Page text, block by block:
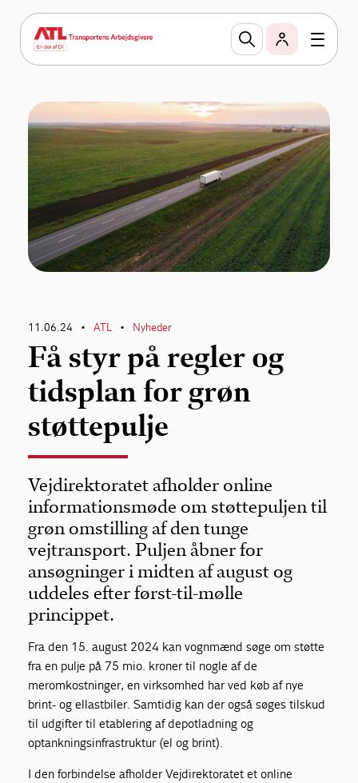
11.06.24 • ATL • Nyheder
Få styr på regler og
tidsplan for grøn
støttepulje
Vejdirektoratet afholder online
informationsmøde om støttepuljen til
grøn omstilling af den tunge
vejtransport. Puljen åbner for
ansøgninger i midten af august og
uddeles efter først-til-mølle
princippet.
Fra den 15. august 2024 kan vognmænd søge om støtte
fra en pulje på 75 mio. kroner til nogle af de
meromkostninger, en virksomhed har ved køb af nye
brint- og ellastbiler. Samtidig kan der også søges tilskud
til udgifter til etablering af depotladning og
optankningsinfrastruktur (el og brint).
I den forbindelse afholder Vejdirektoratet et online